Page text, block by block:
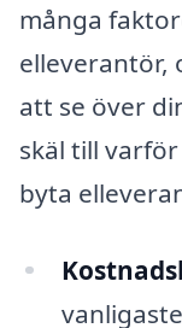
många
elleverantör,
att se över
skäl till
byta